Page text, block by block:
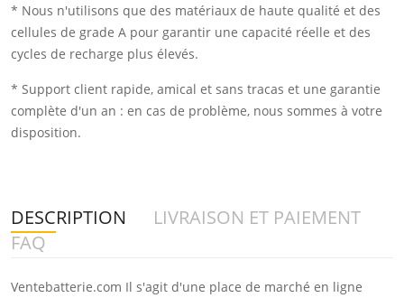
* Nous n'utilisons que des matériaux de haute qualité et des
cellules de grade A pour garantir une capacité réelle et des
cycles de recharge plus élevés.
* Support client rapide, amical et sans tracas et une garantie
complète d'un an : en cas de problème, nous sommes à votre
disposition.
DESCRIPTION
LIVRAISON ET PAIEMENT
FAQ
Ventebatterie.com Il s'agit d'une place de marché en ligne